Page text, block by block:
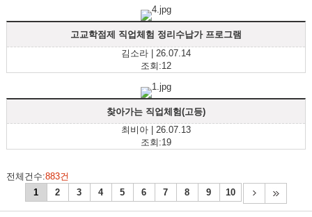
고교학점제 직업체험 정리수납가 프로그램
김소라 | 26.07.14
조회:12
찾아가는 직업체험(고등)
최비아 | 26.07.13
조회:19
전체건수:883건
1
2 3 4 5 6 7 8 9 10